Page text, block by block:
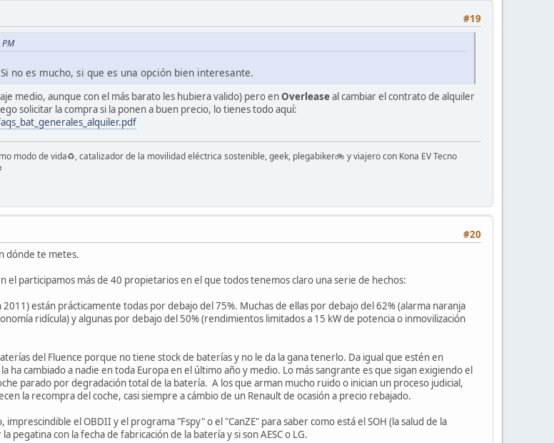
#19
no es mucho, si que es una opción bien interesante.
medio, aunque con el más barato les hubiera valido) pero enOverleaseal cambiar el contrato de alquiler
solicitar la compra si la ponen a buen precio, lo tienes todo aquí:
modo de vida♻️, catalizador de la movilidad eléctrica sostenible, geek, plegabiker🚲 y viajero con Kona EV Tecno
#20
dónde te metes.
el participamos más de 40 propietarios en el que todos tenemos claro una serie de hechos:
2011) están prácticamente todas por debajo del 75%. Muchas de ellas por debajo del 62% (alarma naranja
ridícula) y algunas por debajo del 50% (rendimientos limitados a 15 kW de potencia o inmovilización
del Fluence porque no tiene stock de baterías y no le da la gana tenerlo. Da igual que estén en
ha cambiado a nadie en toda Europa en el último año y medio. Lo más sangrante es que sigan exigiendo el
parado por degradación total de la batería. A los que arman mucho ruido o inician un proceso judicial,
la recompra del coche, casi siempre a cámbio de un Renault de ocasión a precio rebajado.
el OBDII y el programa "Fspy" o el "CanZE" para saber como está el SOH (la salud de la
pegatina con la fecha de fabricación de la batería y si son AESC o LG.